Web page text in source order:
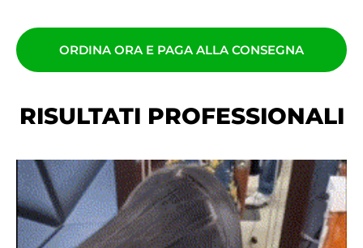
ORDINA ORA E PAGA ALLA CONSEGNA
RISULTATI PROFESSIONALI